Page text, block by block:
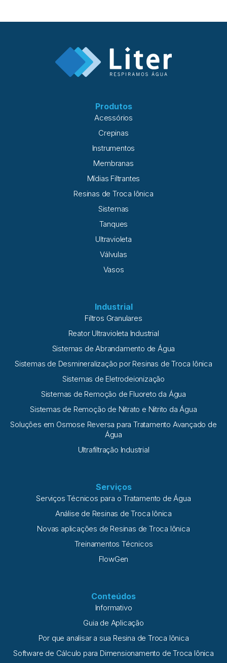
Produtos
Acessórios
Crepinas
Instrumentos
Membranas
Mídias Filtrantes
Resinas de Troca Iônica
Sistemas
Tanques
Ultravioleta
Válvulas
Vasos
Industrial
Filtros Granulares
Reator Ultravioleta Industrial
Sistemas de Abrandamento de Água
Sistemas de Desmineralização por Resinas de Troca Iônica
Sistemas de Eletrodeionização
Sistemas de Remoção de Fluoreto da Água
Sistemas de Remoção de Nitrato e Nitrito da Água
Soluções em Osmose Reversa para Tratamento Avançado de
Água
Ultrafiltração Industrial
Serviços
Serviços Técnicos para o Tratamento de Água
Análise de Resinas de Troca Iônica
Novas aplicações de Resinas de Troca Iônica
Treinamentos Técnicos
FlowGen
Conteúdos
Informativo
Guia de Aplicação
Por que analisar a sua Resina de Troca Iônica
Software de Cálculo para Dimensionamento de Troca Iônica